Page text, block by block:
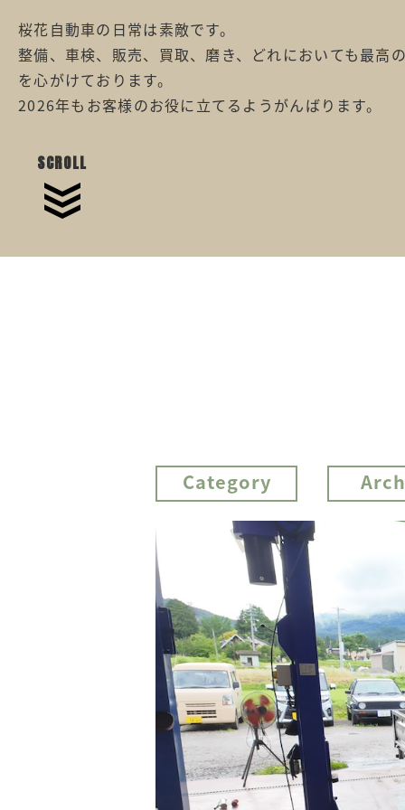
桜花自動車の日常は素敵です。
整備、車検、販売、買取、磨き、どれにおいても最高
を心がけております。
2026年もお客様のお役に立てるようがんばります。
SCROLL
Category